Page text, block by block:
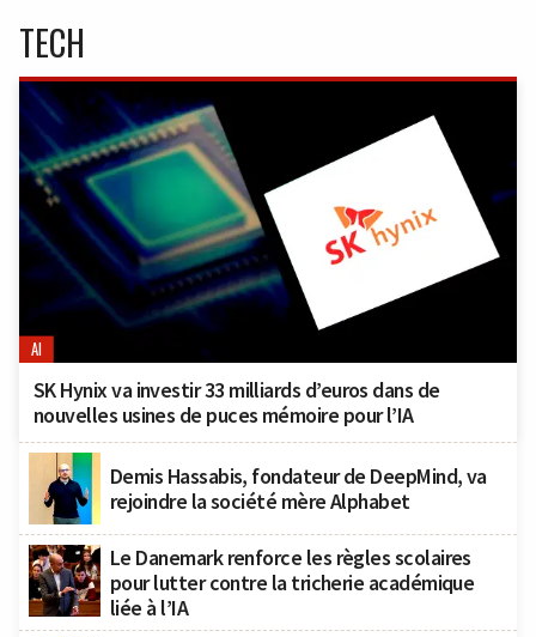
TECH
AI
SK Hynix va investir 33 milliards d’euros dans de
nouvelles usines de puces mémoire pour l’IA
Demis Hassabis, fondateur de DeepMind, va
rejoindre la société mère Alphabet
Le Danemark renforce les règles scolaires
pour lutter contre la tricherie académique
liée à l’IA